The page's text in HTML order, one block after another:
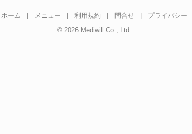
ホーム メニュー 利用規約 問合せ
プライバシー
© 2026 Mediwill Co., Ltd.